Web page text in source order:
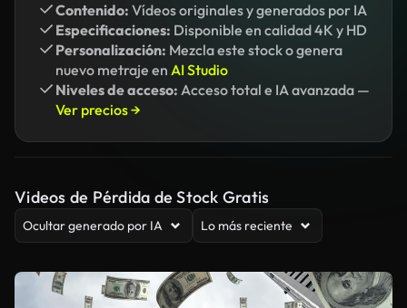
Contenido: Vídeos originales y generados por IA
Especificaciones: Disponible en calidad 4K y HD
Personalización: Mezcla este stock o genera
nuevo metraje en AI Studio
Niveles de acceso: Acceso total e IA avanzada —
Ver precios →
Videos de Pérdida de Stock Gratis
Ocultar generado por IA Lo más reciente